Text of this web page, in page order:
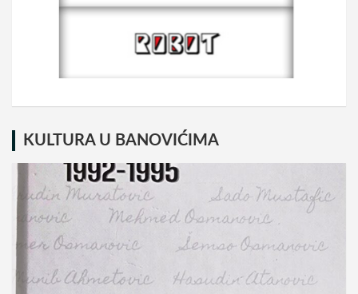
KULTURA U BANOVIĆIMA